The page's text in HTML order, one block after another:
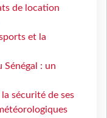
de location
et la
Sénégal : un
sécurité de ses